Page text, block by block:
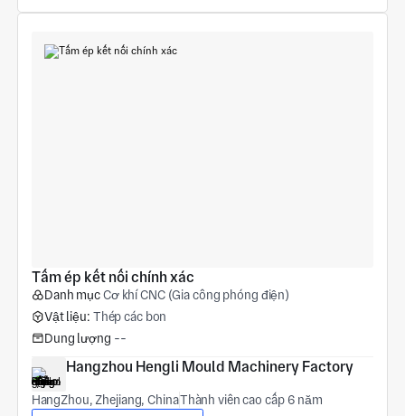
Tấm ép kết nối chính xác
Danh mụcCơ khí CNC (Gia công phóng điện)
Vật liệu: Thép các bon
Dung lượng --
Hangzhou Hengli Mould Machinery Factory
HangZhou, Zhejiang, ChinaThành viên cao cấp 6 năm